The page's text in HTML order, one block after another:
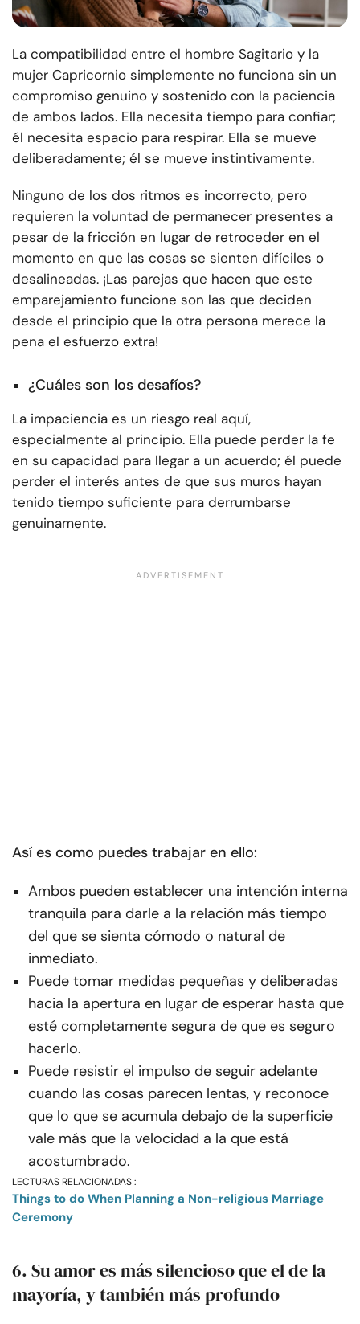
La compatibilidad entre el hombre Sagitario y la
mujer Capricornio simplemente no funciona sin un
compromiso genuino y sostenido con la paciencia
de ambos lados. Ella necesita tiempo para confiar;
él necesita espacio para respirar. Ella se mueve
deliberadamente; él se mueve instintivamente.
Ninguno de los dos ritmos es incorrecto, pero
requieren la voluntad de permanecer presentes a
pesar de la fricción en lugar de retroceder en el
momento en que las cosas se sienten difíciles o
desalineadas. ¡Las parejas que hacen que este
emparejamiento funcione son las que deciden
desde el principio que la otra persona merece la
pena el esfuerzo extra!
¿Cuáles son los desafíos?
La impaciencia es un riesgo real aquí,
especialmente al principio. Ella puede perder la fe
en su capacidad para llegar a un acuerdo; él puede
perder el interés antes de que sus muros hayan
tenido tiempo suficiente para derrumbarse
genuinamente.
Así es como puedes trabajar en ello:
Ambos pueden establecer una intención interna
tranquila para darle a la relación más tiempo
del que se sienta cómodo o natural de
inmediato.
Puede tomar medidas pequeñas y deliberadas
hacia la apertura en lugar de esperar hasta que
esté completamente segura de que es seguro
hacerlo.
Puede resistir el impulso de seguir adelante
cuando las cosas parecen lentas, y reconoce
que lo que se acumula debajo de la superficie
vale más que la velocidad a la que está
acostumbrado.
LECTURAS RELACIONADAS :
Things to do When Planning a Non-religious Marriage
Ceremony
6. Su amor es más silencioso que el de la
mayoría, y también más profundo